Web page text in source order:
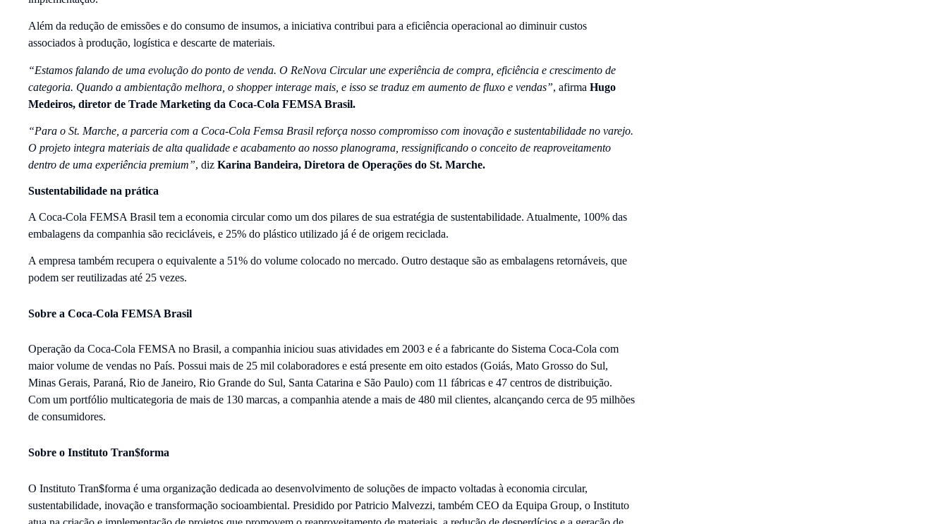
Além da redução de emissões e do consumo de insumos, a iniciativa contribui para a eficiência operacional ao diminuir custos
associados à produção, logística e descarte de materiais.
“Estamos falando de uma evolução do ponto de venda. O ReNova Circular une experiência de compra, eficiência e crescimento de
categoria. Quando a ambientação melhora, o shopper interage mais, e isso se traduz em aumento de fluxo e vendas”, afirma Hugo
Medeiros, diretor de Trade Marketing da Coca-Cola FEMSA Brasil.
“Para o St. Marche, a parceria com a Coca-Cola Femsa Brasil reforça nosso compromisso com inovação e sustentabilidade no varejo.
O projeto integra materiais de alta qualidade e acabamento ao nosso planograma, ressignificando o conceito de reaproveitamento
dentro de uma experiência premium”, diz Karina Bandeira, Diretora de Operações do St. Marche.
Sustentabilidade na prática
A Coca-Cola FEMSA Brasil tem a economia circular como um dos pilares de sua estratégia de sustentabilidade. Atualmente, 100% das
embalagens da companhia são recicláveis, e 25% do plástico utilizado já é de origem reciclada.
A empresa também recupera o equivalente a 51% do volume colocado no mercado. Outro destaque são as embalagens retornáveis, que
podem ser reutilizadas até 25 vezes.
Sobre a Coca-Cola FEMSA Brasil
Operação da Coca-Cola FEMSA no Brasil, a companhia iniciou suas atividades em 2003 e é a fabricante do Sistema Coca-Cola com
maior volume de vendas no País. Possui mais de 25 mil colaboradores e está presente em oito estados (Goiás, Mato Grosso do Sul,
Minas Gerais, Paraná, Rio de Janeiro, Rio Grande do Sul, Santa Catarina e São Paulo) com 11 fábricas e 47 centros de distribuição.
Com um portfólio multicategoria de mais de 130 marcas, a companhia atende a mais de 480 mil clientes, alcançando cerca de 95 milhões
de consumidores.
Sobre o Instituto Tran$forma
O Instituto Tran$forma é uma organização dedicada ao desenvolvimento de soluções de impacto voltadas à economia circular,
sustentabilidade, inovação e transformação socioambiental. Presidido por Patricio Malvezzi, também CEO da Equipa Group, o Instituto